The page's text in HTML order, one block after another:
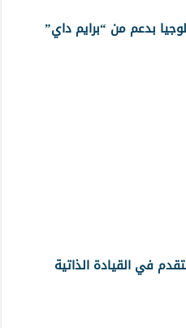
بدعم من “برايم داي”
في القيادة الذاتية